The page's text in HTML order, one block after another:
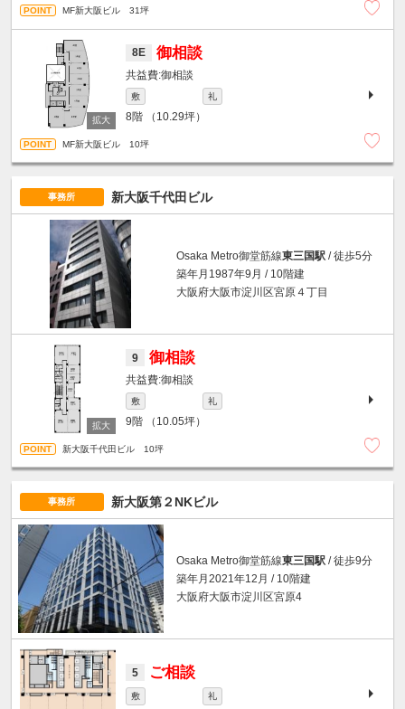
MF新大阪ビル 31坪
8E 御相談
御相談
敷 礼
8階 （10.29坪）
MF新大阪ビル 10坪
事務所 新大阪千代田ビル
Osaka Metro御堂筋線東三国駅 / 徒歩5分
築年月1987年9月 / 10階建
大阪府大阪市淀川区宮原４丁目
9 御相談
御相談
敷 礼
9階 （10.05坪）
新大阪千代田ビル 10坪
事務所 新大阪第２NKビル
Osaka Metro御堂筋線東三国駅 / 徒歩9分
築年月2021年12月 / 10階建
大阪府大阪市淀川区宮原4
5 ご相談
敷 礼